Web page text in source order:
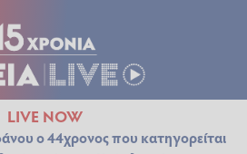
LIVE NOW
ο 44χρονος που κατηγορείται